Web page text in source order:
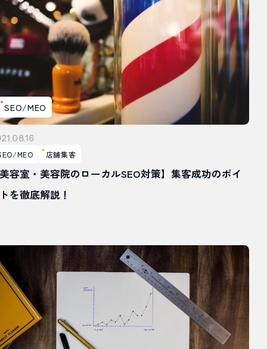
SEO/MEO
MEO 店舗集客
容室・美容院のローカルSEO対策】集客成功のポイ
を徹底解説！